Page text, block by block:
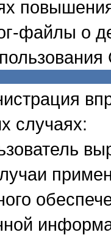
файлы о
случаях: